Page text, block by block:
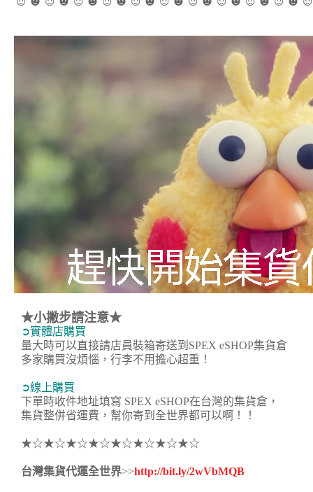
★小撇步請注意★
➲實體店購買
量大時可以直接請店員裝箱寄送到SPEX eSHOP集貨倉
多家購買沒煩惱，行李不用擔心超重！
➲線上購買
下單時收件地址填寫 SPEX eSHOP在台灣的集貨倉，
集貨整併省運費，幫你寄到全世界都可以啊！！
★☆★☆★☆★☆★☆★☆★☆★☆
台灣集貨代運全世界>>http://bit.ly/2wVbMQB